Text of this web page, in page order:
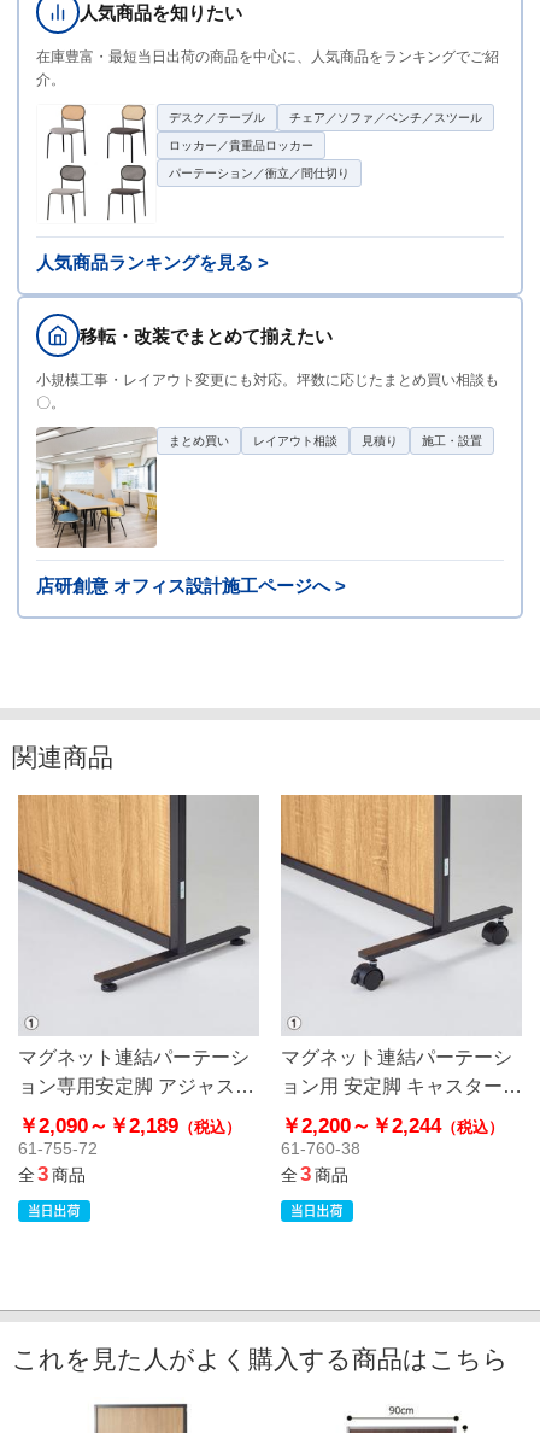
人気商品を知りたい
在庫豊富・最短当日出荷の商品を中心に、人気商品をランキングでご紹
介。
デスク／テーブル チェア／ソファ／ベンチ／スツール
ロッカー／貴重品ロッカー
パーテーション／衝立／間仕切り
人気商品ランキングを見る >
移転・改装でまとめて揃えたい
小規模工事・レイアウト変更にも対応。坪数に応じたまとめ買い相談も
〇。
まとめ買い レイアウト相談 見積り 施工・設置
店研創意 オフィス設計施工ページへ >
関連商品
マグネット連結パーテーシ
ョン専用安定脚 アジャスタ
ー付き
￥2,090～ ￥2,189 （税込）
61-755-72
全3商品
マグネット連結パーテーシ
ョン用 安定脚 キャスター付
き
￥2,200～ ￥2,244（税込）
61-760-38
全3商品
これを見た人がよく購入する商品はこちら